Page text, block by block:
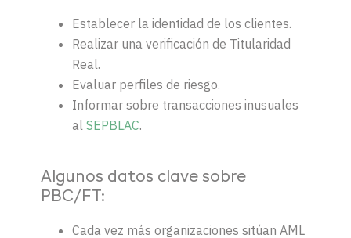
Establecer la identidad de los clientes.
Realizar una verificación de Titularidad
Real.
Evaluar perfiles de riesgo.
Informar sobre transacciones inusuales
al SEPBLAC.
Algunos datos clave sobre
PBC/FT:
Cada vez más organizaciones sitúan AML